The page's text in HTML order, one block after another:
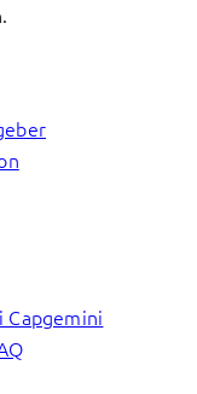
Capgemini